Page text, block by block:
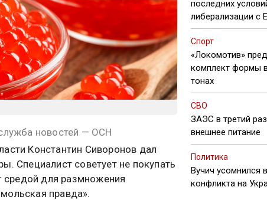
новостей — ОСН
Константин Сиворонов дал
Специалист советует не покупать
средой для размножения
правда».
последних
либерализации с
Спорт
«Локомотив»
комплект формы
тонах
СВО
ЗАЭС в третий
внешнее питание
Политика
Вучич усомнился
конфликта на